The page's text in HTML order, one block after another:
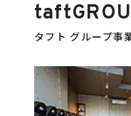
taft
タフト グループ事